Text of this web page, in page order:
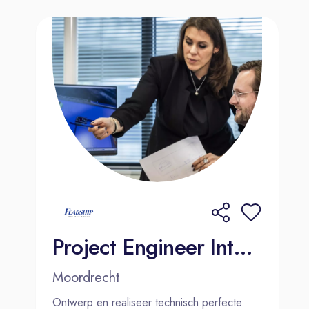
organization.
Interested?
Are you passionate about warehouse
automation and smart factory
technologies? Apply now and help
shape the future of logistics and
intralogistics at MCO Health in
Almere.
Project Engineer Interieur | Moordrecht
Moordrecht
Ontwerp en realiseer technisch perfecte